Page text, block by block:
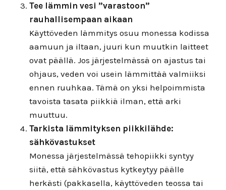
Tee lämmin vesi ”varastoon”
rauhallisempaan aikaan
Käyttöveden lämmitys osuu monessa kodissa
aamuun ja iltaan, juuri kun muutkin laitteet
ovat päällä. Jos järjestelmässä on ajastus tai
ohjaus, veden voi usein lämmittää valmiiksi
ennen ruuhkaa. Tämä on yksi helpoimmista
tavoista tasata piikkiä ilman, että arki
muuttuu.
Tarkista lämmityksen piikkilähde:
sähkövastukset
Monessa järjestelmässä tehopiikki syntyy
siitä, että sähkövastus kytkeytyy päälle
herkästi (pakkasella, käyttöveden teossa tai